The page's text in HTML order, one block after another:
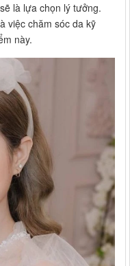
là lựa chọn lý tưởng.
việc chăm sóc da kỹ
này.